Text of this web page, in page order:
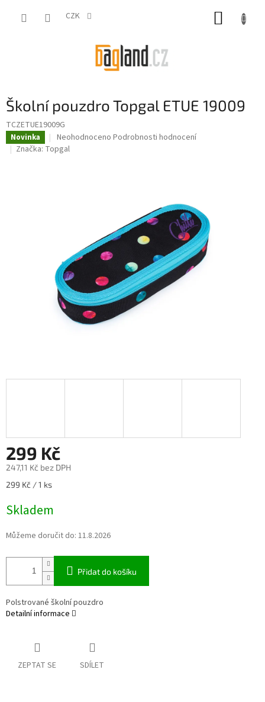
CZK
Školní pouzdro Topgal ETUE 19009
TCZETUE19009G
Novinka
Průměrné
hodnocení
Neohodnoceno Podrobnosti hodnocení
Značka: Topgal
299 Kč
247,11 Kč bez DPH
Měrná
299 Kč / 1 ks
Skladem
Můžeme doručit do: 11.8.2026
Přidat do košíku
Polstrované školní pouzdro
Detailní informace
ZEPTAT SE SDÍLET